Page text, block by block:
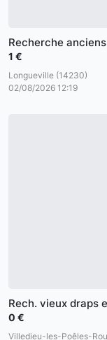
Recherche
1 €
Longueville (14230)
02/08/2026 12:19
Rech. vieux draps
0 €
Villedieu-les-Poêles-